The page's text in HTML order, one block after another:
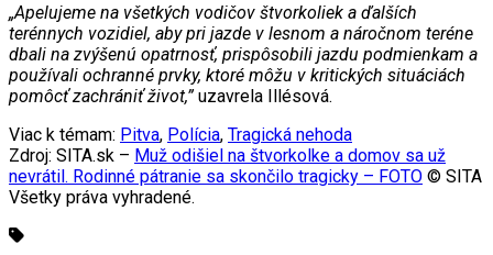
„Apelujeme na všetkých vodičov štvorkoliek a ďalších
terénnych vozidiel, aby pri jazde v lesnom a náročnom teréne
dbali na zvýšenú opatrnosť, prispôsobili jazdu podmienkam a
používali ochranné prvky, ktoré môžu v kritických situáciách
pomôcť zachrániť život,”uzavrela Illésová.
Viac k témam: Pitva, Polícia, Tragická nehoda
Zdroj: SITA.sk – Muž odišiel na štvorkolke a domov sa už
nevrátil. Rodinné pátranie sa skončilo tragicky – FOTO © SITA
Všetky práva vyhradené.